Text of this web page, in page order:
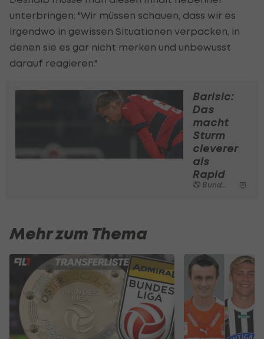
unterbringen: "Wir müssen schauen, dass wir es
irgendwo in gewissen Situationen verpacken, in
denen sie es gar nicht merken und unbewusst
darauf reagieren."
Barisic:
Das
macht
Sturm
cleverer
als
Rapid
Bundesliga
Mehr zum Thema